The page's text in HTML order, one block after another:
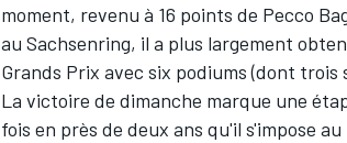
moment, revenu à 16 points de Pecco
au Sachsenring, il a plus largement
Grands Prix avec six podiums (dont trois
La victoire de dimanche marque une
fois en près de deux ans qu'il s'impose